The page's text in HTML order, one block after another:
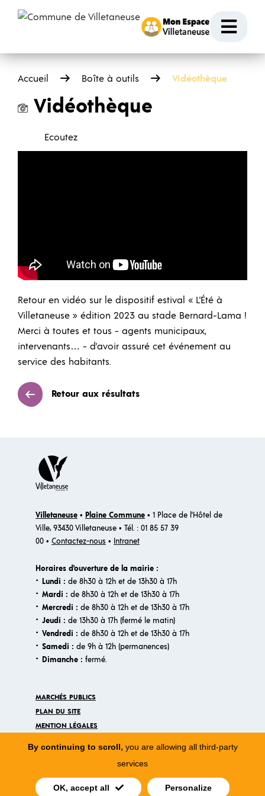
Accueil Boîte à outils Vidéothèque
Vidéothèque
Ecoutez
Retour en vidéo sur le dispositif estival « L'Été à
Villetaneuse » édition 2023 au stade Bernard-Lama !
Merci à toutes et tous - agents municipaux,
intervenants… - d'avoir assuré cet événement au
service des habitants.
Retour aux résultats
Villetaneuse • Plaine Commune • 1 Place de l'Hôtel de
Ville, 93430 Villetaneuse • Tél. : 01 85 57 39
00 • Contactez-nous • Intranet
Horaires d'ouverture de la mairie :
· Lundi : de 8h30 à 12h et de 13h30 à 17h
· Mardi : de 8h30 à 12h et de 13h30 à 17h
· Mercredi : de 8h30 à 12h et de 13h30 à 17h
· Jeudi : de 13h30 à 17h (fermé le matin)
· Vendredi : de 8h30 à 12h et de 13h30 à 17h
· Samedi : de 9h à 12h (permanences)
·​ Dimanche : fermé.
MARCHÉS PUBLICS
PLAN DU SITE
MENTION LÉGALES
VILLETANEUSE RECRUTE
MON ESPACE VILLETANEUSE
By continuing to scroll, you are allowing all third-party
services
OK, accept all Personalize